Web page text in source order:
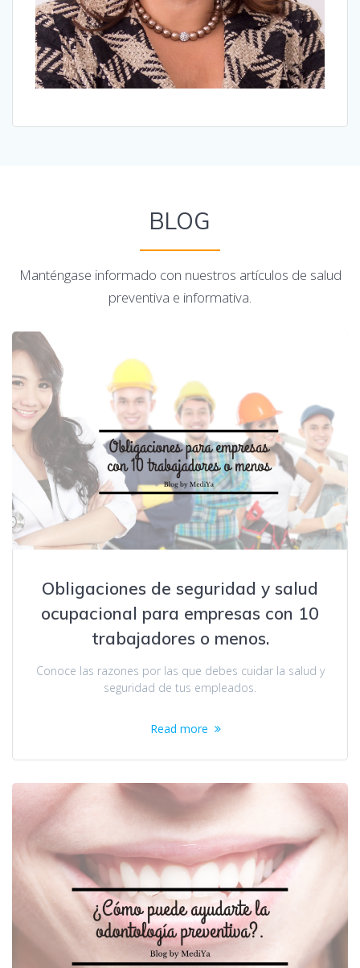
BLOG
Manténgase informado con nuestros artículos de salud
preventiva e informativa.
Obligaciones de seguridad y salud
ocupacional para empresas con 10
trabajadores o menos.
Conoce las razones por las que debes cuidar la salud y
seguridad de tus empleados.
Read more